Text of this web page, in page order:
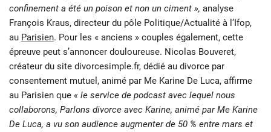
confinement a été un poison et non un ciment », analyse
François Kraus, directeur du pôle Politique/Actualité à l’Ifop,
au Parisien. Pour les « anciens » couples également, cette
épreuve peut s’annoncer douloureuse. Nicolas Bouveret,
créateur du site divorcesimple.fr, dédié au divorce par
consentement mutuel, animé par Me Karine De Luca, affirme
au Parisien que « le service de podcast avec lequel nous
collaborons, Parlons divorce avec Karine, animé par Me Karine
De Luca, a vu son audience augmenter de 50 % entre mars et